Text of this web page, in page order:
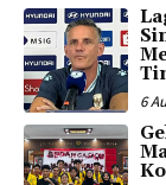
6